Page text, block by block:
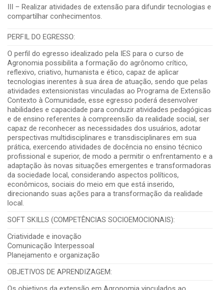
III – Realizar atividades de extensão para difundir tecnologias e
compartilhar conhecimentos.
PERFIL DO EGRESSO:
O perfil do egresso idealizado pela IES para o curso de
Agronomia possibilita a formação do agrônomo crítico,
reflexivo, criativo, humanista e ético, capaz de aplicar
tecnologias inerentes à sua área de atuação, sendo que pelas
atividades extensionistas vinculadas ao Programa de Extensão
Contexto à Comunidade, esse egresso poderá desenvolver
habilidades e capacidade para conduzir atividades pedagógicas
e de ensino referentes à compreensão da realidade social, ser
capaz de reconhecer as necessidades dos usuários, adotar
perspectivas multidisciplinares e transdisciplinares em sua
prática, exercendo atividades de docência no ensino técnico
profissional e superior, de modo a permitir o enfrentamento e a
adaptação às novas situações emergentes e transformadoras
da sociedade local, considerando aspectos políticos,
econômicos, sociais do meio em que está inserido,
direcionando suas ações para a transformação da realidade
local.
SOFT SKILLS (COMPETÊNCIAS SOCIOEMOCIONAIS):
Criatividade e inovação
Comunicação Interpessoal
Planejamento e organização
OBJETIVOS DE APRENDIZAGEM: